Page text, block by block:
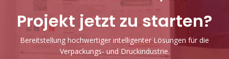
Projekt jetzt zu starten?
Bereitstellung hochwertiger intelligenter Lösungen für die
Verpackungs- und Druckindustrie.